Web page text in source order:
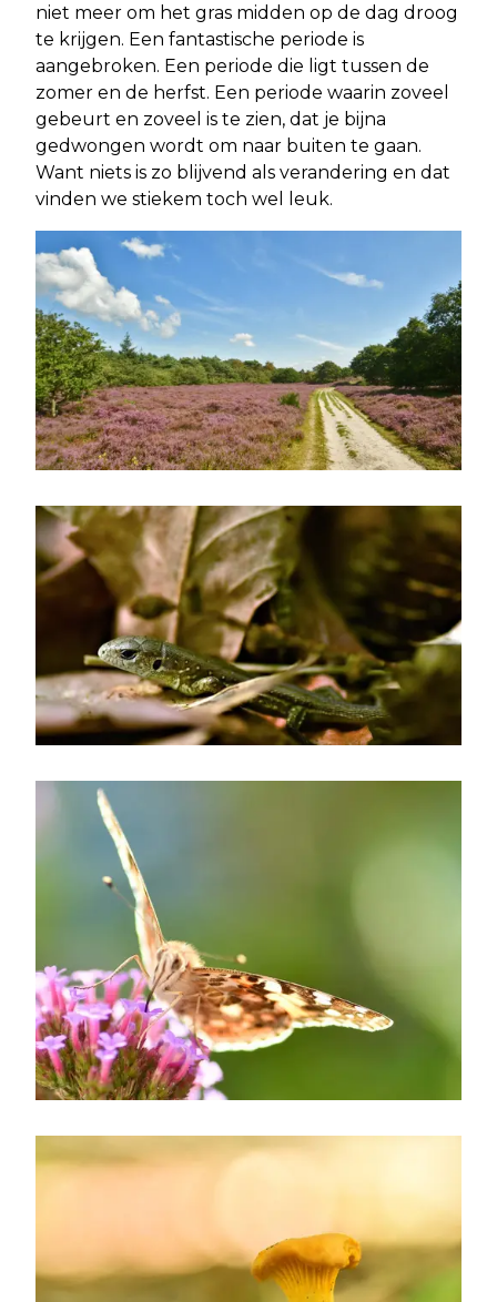
niet meer om het gras midden op de dag droog
te krijgen. Een fantastische periode is
aangebroken. Een periode die ligt tussen de
zomer en de herfst. Een periode waarin zoveel
gebeurt en zoveel is te zien, dat je bijna
gedwongen wordt om naar buiten te gaan.
Want niets is zo blijvend als verandering en dat
vinden we stiekem toch wel leuk.